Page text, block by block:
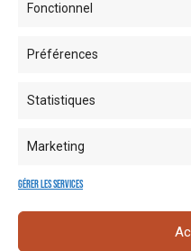
Fonctionnel
Préférences
Statistiques
Marketing
Gérer les services